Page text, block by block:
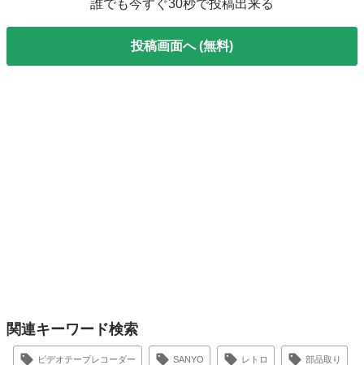
誰でも今すぐ30秒で投稿出来る
投稿画面へ (無料)
関連キーワード検索
ビデオテープレコーダー SANYO レトロ 部品取り